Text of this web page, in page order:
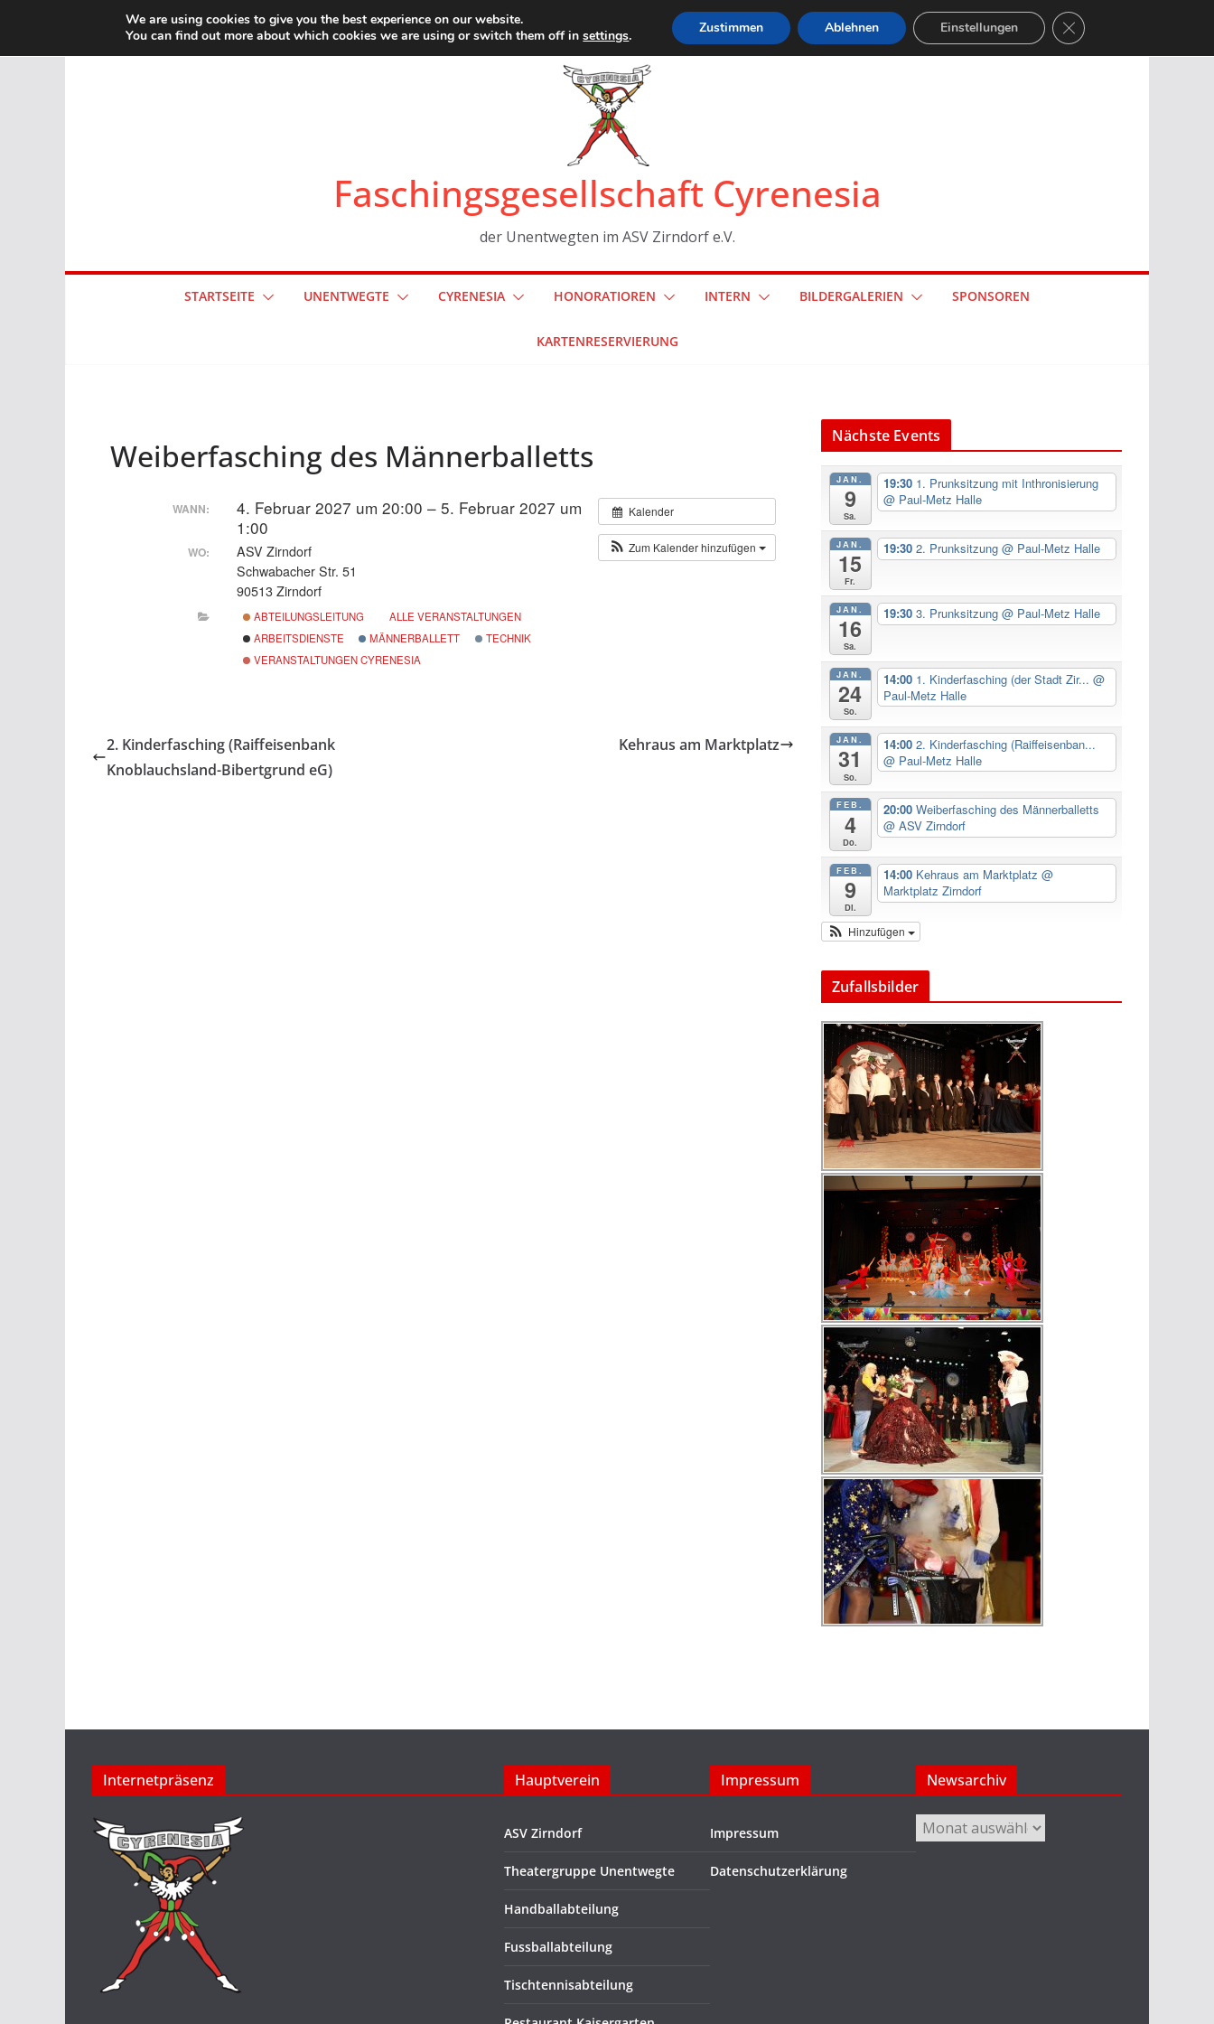
Faschingsgesellschaft Cyrenesia
der Unentwegten im ASV Zirndorf e.V.
STARTSEITE UNENTWEGTE CYRENESIA HONORATIOREN INTERN BILDERGALERIEN SPONSOREN
KARTENRESERVIERUNG
Weiberfasching des Männerballetts
Kalender
Zum Kalender hinzufügen
WANN:
4. Februar 2027 um 20:00 – 5. Februar 2027 um
1:00
WO:
ASV Zirndorf
Schwabacher Str. 51
90513 Zirndorf
ABTEILUNGSLEITUNG
ALLE VERANSTALTUNGEN
ARBEITSDIENSTE
MÄNNERBALLETT
TECHNIK
VERANSTALTUNGEN CYRENESIA
2. Kinderfasching (Raiffeisenbank
Knoblauchsland-Bibertgrund eG)
Kehraus am Marktplatz
Nächste Events
JAN.
9
Sa.
19:30 1. Prunksitzung mit Inthronisierung
@ Paul-Metz Halle
JAN.
15
Fr.
19:30 2. Prunksitzung @ Paul-Metz Halle
JAN.
16
Sa.
19:30 3. Prunksitzung @ Paul-Metz Halle
JAN.
24
So.
14:00 1. Kinderfasching (der Stadt Zir... @
Paul-Metz Halle
JAN.
31
So.
14:00 2. Kinderfasching (Raiffeisenban...
@ Paul-Metz Halle
FEB.
4
Do.
20:00 Weiberfasching des Männerballetts
@ ASV Zirndorf
FEB.
9
Di.
14:00 Kehraus am Marktplatz @
Marktplatz Zirndorf
Hinzufügen
Zufallsbilder
Internetpräsenz Hauptverein
ASV Zirndorf
Theatergruppe Unentwegte
Handballabteilung
Fussballabteilung
Tischtennisabteilung
Impressum
Impressum
Datenschutzerklärung
Newsarchiv
Newsarchiv
We are using cookies to give you the best experience on our website.
You can find out more about which cookies we are using or switch them off insettings. Zustimmen Ablehnen Einstellungen GDPR Cookie-Banner